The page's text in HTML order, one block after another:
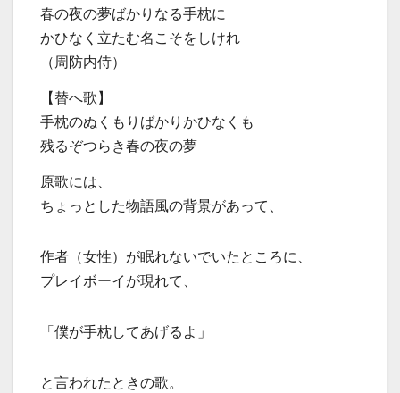
春の夜の夢ばかりなる手枕に
かひなく立たむ名こそをしけれ
（周防内侍）
【替へ歌】
手枕のぬくもりばかりかひなくも
残るぞつらき春の夜の夢
原歌には、
ちょっとした物語風の背景があって、
作者（女性）が眠れないでいたところに、
プレイボーイが現れて、
「僕が手枕してあげるよ」
と言われたときの歌。